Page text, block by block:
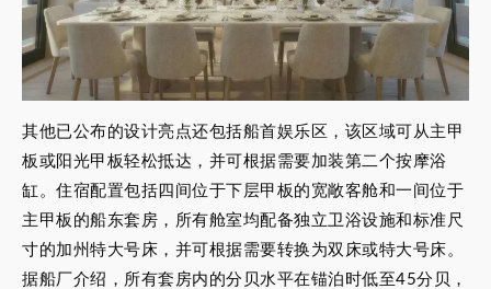
其他已公布的设计亮点还包括船首娱乐区，该区域可从主甲
板或阳光甲板轻松抵达，并可根据需要加装第二个按摩浴
缸。住宿配置包括四间位于下层甲板的宽敞客舱和一间位于
主甲板的船东套房，所有舱室均配备独立卫浴设施和标准尺
寸的加州特大号床，并可根据需要转换为双床或特大号床。
据船厂介绍，所有套房内的分贝水平在锚泊时低至45分贝，